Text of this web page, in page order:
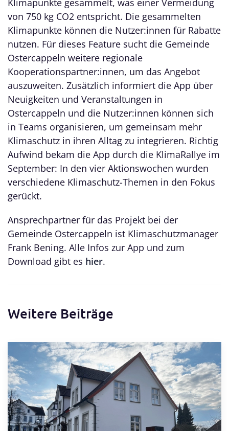
Klimapunkte gesammelt, was einer Vermeidung
von 750 kg CO2 entspricht. Die gesammelten
Klimapunkte können die Nutzer:innen für Rabatte
nutzen. Für dieses Feature sucht die Gemeinde
Ostercappeln weitere regionale
Kooperationspartner:innen, um das Angebot
auszuweiten. Zusätzlich informiert die App über
Neuigkeiten und Veranstaltungen in
Ostercappeln und die Nutzer:innen können sich
in Teams organisieren, um gemeinsam mehr
Klimaschutz in ihren Alltag zu integrieren. Richtig
Aufwind bekam die App durch die KlimaRallye im
September: In den vier Aktionswochen wurden
verschiedene Klimaschutz-Themen in den Fokus
gerückt.
Ansprechpartner für das Projekt bei der
Gemeinde Ostercappeln ist Klimaschutzmanager
Frank Bening. Alle Infos zur App und zum
Download gibt es hier.
Weitere Beiträge